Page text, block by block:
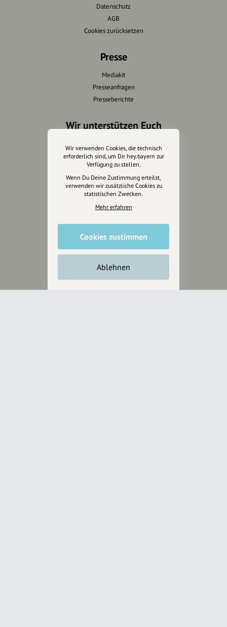
Datenschutz
AGB
Cookies zurücksetzen
Presse
Mediakit
Presseanfragen
Presseberichte
Wir unterstützen Euch
Marketing
Design & Branding
Anakin Design
Unterstütze
unsere Plattform
hey.bayern ist ein Projekt von
uns für unsere Region und
für alle, die uns besuchen
Wir verwenden Cookies, die technisch
erforderlich sind, um Dir hey.bayern zur
Verfügung zu stellen.
Wenn Du Deine Zustimmung erteilst,
verwenden wir zusätzliche Cookies zu
statistischen Zwecken.
Mehr erfahren
Cookies zustimmen
Ablehnen